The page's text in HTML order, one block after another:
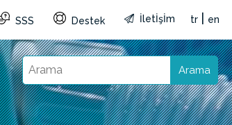
SSS Destek İletİşİm tr en
Arama